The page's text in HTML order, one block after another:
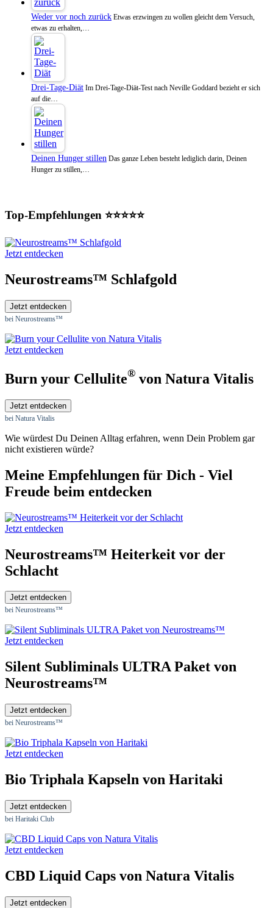
Weder vor noch zurück Etwas erzwingen zu wollen gleicht dem Versuch,
etwas zu erhalten,…
Drei-Tage-Diät Im Drei-Tage-Diät-Test nach Neville Goddard bezieht er sich
auf die…
Deinen Hunger stillen Das ganze Leben besteht lediglich darin, Deinen
Hunger zu stillen,…
Top-Empfehlungen ⭐⭐⭐⭐⭐
Jetzt entdecken
Neurostreams™ Schlafgold
Jetzt entdecken
bei Neurostreams™
Jetzt entdecken
Burn your Cellulite® von Natura Vitalis
Jetzt entdecken
bei Natura Vitalis
Wie würdest Du Deinen Alltag erfahren, wenn Dein Problem gar
nicht existieren würde?
Meine Empfehlungen für Dich - Viel
Freude beim entdecken
Jetzt entdecken
Neurostreams™ Heiterkeit vor der
Schlacht
Jetzt entdecken
bei Neurostreams™
Jetzt entdecken
Silent Subliminals ULTRA Paket von
Neurostreams™
Jetzt entdecken
bei Neurostreams™
Jetzt entdecken
Bio Triphala Kapseln von Haritaki
Jetzt entdecken
bei Haritaki Club
Jetzt entdecken
CBD Liquid Caps von Natura Vitalis
Jetzt entdecken